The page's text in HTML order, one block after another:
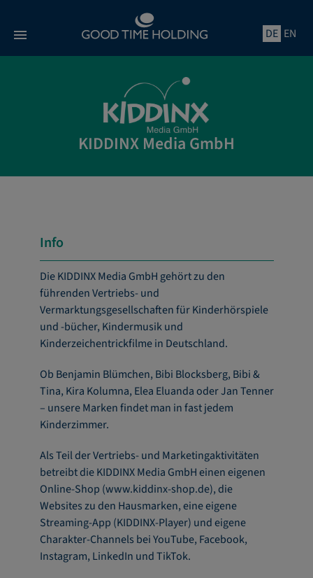
Inhalt
DE EN
KIDDINX Media GmbH
Info
Die KIDDINX Media GmbH gehört zu den
führenden Vertriebs- und
Vermarktungsgesellschaften für Kinderhörspiele
und -bücher, Kindermusik und
Kinderzeichentrickfilme in Deutschland.
Ob Benjamin Blümchen, Bibi Blocksberg, Bibi &
Tina, Kira Kolumna, Elea Eluanda oder Jan Tenner
– unsere Marken findet man in fast jedem
Kinderzimmer.
Als Teil der Vertriebs- und Marketingaktivitäten
betreibt die KIDDINX Media GmbH einen eigenen
Online-Shop (www.kiddinx-shop.de), die
Websites zu den Hausmarken, eine eigene
Streaming-App (KIDDINX-Player) und eigene
Charakter-Channels bei YouTube, Facebook,
Instagram, LinkedIn und TikTok.